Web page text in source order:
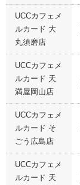
UCCカフェメ
ルカード 大
丸須磨店
UCCカフェメ
ルカード 天
満屋岡山店
UCCカフェメ
ルカード そ
ごう広島店
UCCカフェメ
ルカード 天